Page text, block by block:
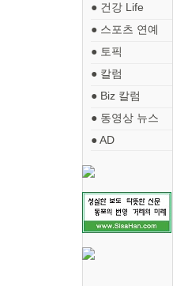
● 건강 Life
● 스포츠 연예
● 토픽
● 칼럼
● Biz 칼럼
● 동영상 뉴스
● AD